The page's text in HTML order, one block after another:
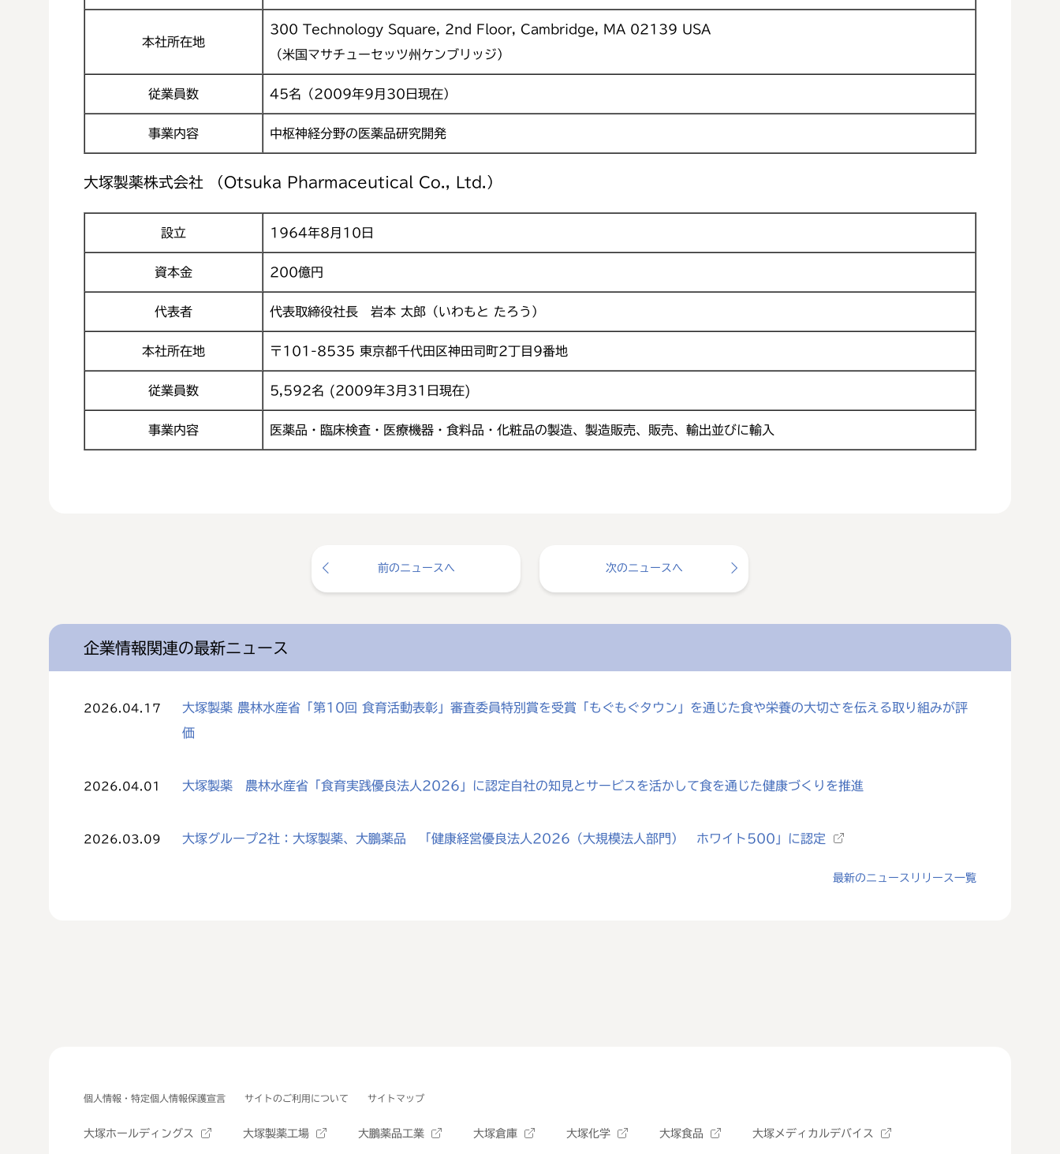
本社所在地
300 Technology Square, 2nd Floor, Cambridge, MA 02139 USA
（米国マサチューセッツ州ケンブリッジ）
従業員数 45名（2009年9月30日現在）
事業内容 中枢神経分野の医薬品研究開発
大塚製薬株式会社 （Otsuka Pharmaceutical Co., Ltd.）
設立 1964年8月10日
資本金 200億円
代表者 代表取締役社長 岩本 太郎（いわもと たろう）
本社所在地 〒101-8535 東京都千代田区神田司町2丁目9番地
従業員数 5,592名 (2009年3月31日現在)
事業内容 医薬品・臨床検査・医療機器・食料品・化粧品の製造、製造販売、販売、輸出並びに輸入
前のニュースへ 次のニュースへ
企業情報関連の最新ニュース
2026.04.17
大塚製薬 農林水産省「第10回 食育活動表彰」審査委員特別賞を受賞「もぐもぐタウン」を通じた食や栄養の大切さを伝える取り組みが評
価
2026.04.01 大塚製薬 農林水産省「食育実践優良法人2026」に認定自社の知見とサービスを活かして食を通じた健康づくりを推進
2026.03.09 大塚グループ2社：大塚製薬、大鵬薬品 「健康経営優良法人2026（大規模法人部門） ホワイト500」に認定
最新のニュースリリース一覧
個人情報・特定個人情報保護宣言 サイトのご利用について サイトマップ
大塚ホールディングス 大塚製薬工場 大鵬薬品工業 大塚倉庫 大塚化学 大塚食品 大塚メディカルデバイス